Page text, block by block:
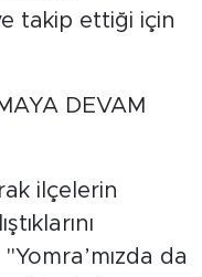
takip ettiği için
DEVAM
ilçelerin
da